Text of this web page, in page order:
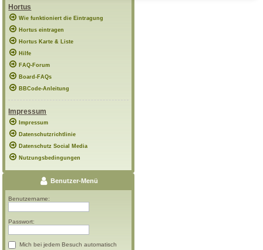
Hortus
Wie funktioniert die Eintragung
Hortus eintragen
Hortus Karte & Liste
Hilfe
FAQ-Forum
Board-FAQs
BBCode-Anleitung
Impressum
Impressum
Datenschutzrichtlinie
Datenschutz Social Media
Nutzungsbedingungen
Benutzer-Menü
Benutzername:
Passwort:
Mich bei jedem Besuch automatisch